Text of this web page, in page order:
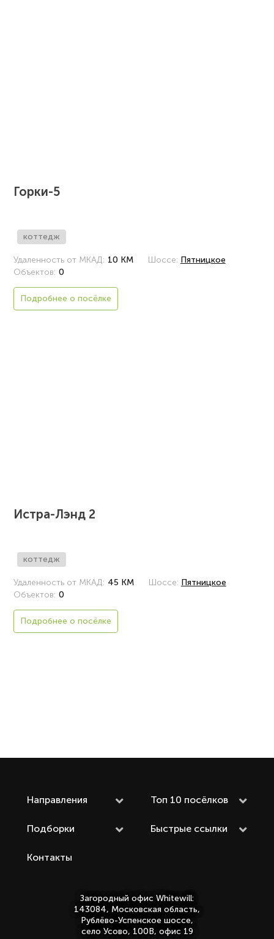
Горки-5
коттедж
Удаленность от МКАД: 10 КМ Шоссе: Пятницкое
Объектов: 0
Подробнее о посёлке
Истра-Лэнд 2
коттедж
Удаленность от МКАД: 45 КМ Шоссе: Пятницкое
Объектов: 0
Подробнее о посёлке
Направления Топ 10 посёлков
Подборки Быстрые ссылки
Контакты
Загородный офис Whitewill:
143084, Московская область,
Рублёво-Успенское шоссе,
село Усово, 100В, офис 19